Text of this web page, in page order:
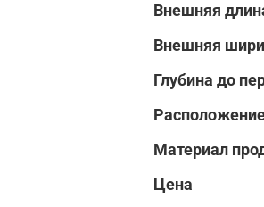
Внешняя
Внешняя
Глубина до
Материал
Цена